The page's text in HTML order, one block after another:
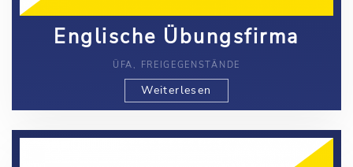
Englische Übungsfirma
ÜFA, FREIGEGENSTÄNDE
Weiterlesen